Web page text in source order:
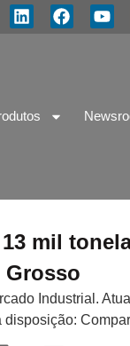
mil
Grosso
Industrial.